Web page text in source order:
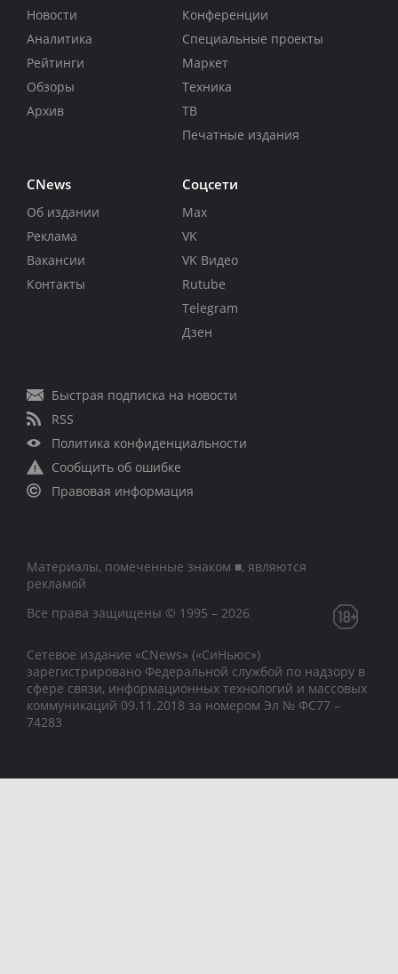
Новости
Аналитика
Рейтинги
Обзоры
Архив
Конференции
Специальные проекты
Маркет
Техника
ТВ
Печатные издания
CNews
Об издании
Реклама
Вакансии
Контакты
Соцсети
Max
VK
VK Видео
Rutube
Telegram
Дзен
Быстрая подписка на новости
RSS
Политика конфиденциальности
Сообщить об ошибке
Правовая информация
Материалы, помеченные знаком ■, являются
рекламой
Все права защищены © 1995 – 2026
Сетевое издание «CNews» («СиНьюс»)
зарегистрировано Федеральной службой по надзору в
сфере связи, информационных технологий и массовых
коммуникаций 09.11.2018 за номером Эл № ФС77 –
74283